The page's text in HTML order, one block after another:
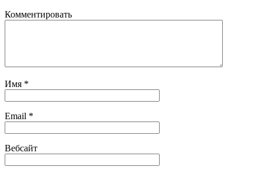
Комментировать
Имя *
Email *
Вебсайт